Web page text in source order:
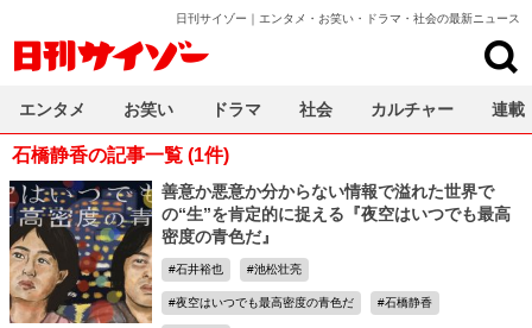
日刊サイゾー｜エンタメ・お笑い・ドラマ・社会の最新ニュース
石橋静香の記事一覧 (1件)
善意か悪意か分からない情報で溢れた世界で
の“生”を肯定的に捉える『夜空はいつでも最高
密度の青色だ』
石井裕也 池松壮亮
夜空はいつでも最高密度の青色だ 石橋静香
エンタメ お笑い ドラマ 社会 カルチャー 連載